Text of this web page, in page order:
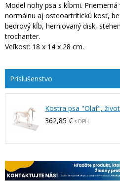
Model nohy psa s kĺbmi.
normálnu aj osteoartritickú kosť,
bedrový kĺb, herniovaný disk,
trochanter.
Veľkosť: 18 x 14 x 28 cm.
Kostra psa "Olaf",
362,85 € s DPH